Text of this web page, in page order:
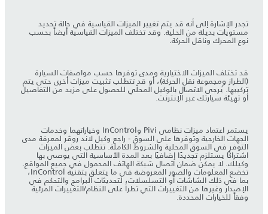
تجدر الإشارة إلى أنه قد يتم تغيير الميزات القياسية في حالة تحديد
مستويات بديلة من الحلية. وقد تختلف الميزات القياسية أيضاً بحسب
نوع المحرك وناقل الحركة.
قد تختلف الميزات الاختيارية ومدى توفرها حسب مواصفات السيارة
(الطراز ومجموعة نقل الحركة)، أو قد تتطلب تثبيت ميزات أخرى حتى يتم
تركيبها. يُرجى الاتصال بالوكيل المحلّي للحصول على مزيد من التفاصيل
أو تهيئة سيارتك عبر الإنترنت.
يستمر اعتماد ميزات نظامي Pivi وInControl وخياراتهما وخدمات
الجهات الخارجية وتوفرها على السوق - راجع وكيل لاند روڤر لمعرفة مدى
التوفر في السوق المحلية والشروط الكاملة. تتطلب بعض الميزات
اشتراكًا يستلزم تجديدًا إضافيًا بعد المدة الأساسية التي يوصي بها
وكيلك. لا يمكن ضمان اتصال شبكة الهاتف المحمول في جميع المواقع.
تخضع المعلومات والصور المعروضة في ما يتعلق بتقنية InControl،
بما في ذلك الشاشات أو التسلسلات، لتحديثات البرامج والتحكم في
الإصدار وغيرها من التغييرات التي تطرأ على النظام/التغييرات المرئية
وفقاً للخيارات المحددة.